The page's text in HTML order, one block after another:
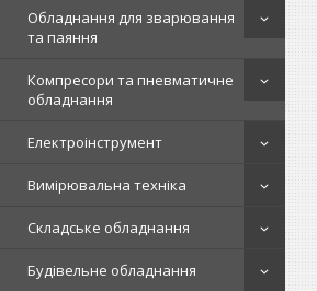
Обладнання для зварювання
та паяння
Компресори та пневматичне
обладнання
Електроінструмент
Вимірювальна техніка
Складське обладнання
Будівельне обладнання